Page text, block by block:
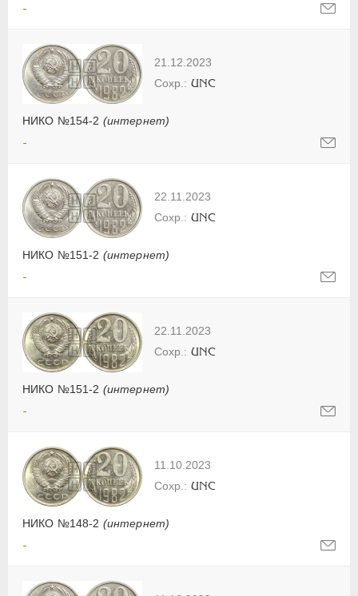
-
21.12.2023
НИКО №154-2 (интернет)
UNC
-
22.11.2023
НИКО №151-2 (интернет)
UNC
-
22.11.2023
НИКО №151-2 (интернет)
UNC
-
11.10.2023
НИКО №148-2 (интернет)
UNC
-